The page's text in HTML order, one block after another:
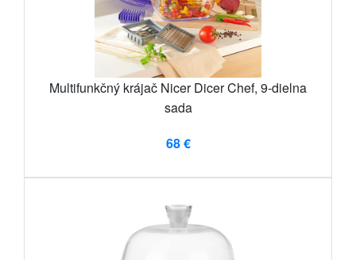
Multifunkčný krájač Nicer Dicer Chef, 9-dielna
sada
68 €